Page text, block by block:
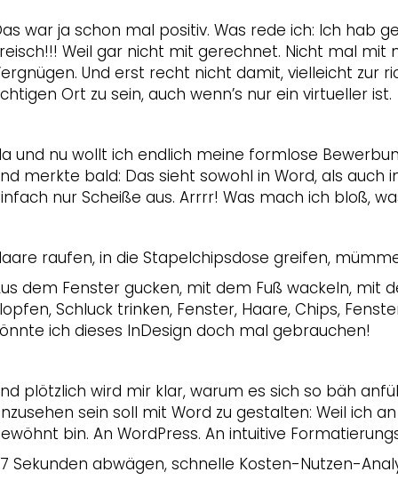
war ja schon mal positiv. Was rede ich: Ich hab
Weil gar nicht mit gerechnet. Nicht mal mit
Und erst recht nicht damit, vielleicht zur
Ort zu sein, auch wenn’s nur ein virtueller ist.
und nu wollt ich endlich meine formlose
merkte bald: Das sieht sowohl in Word, als auch
nur Scheiße aus. Arrrr! Was mach ich bloß,
raufen, in die Stapelchipsdose greifen,
dem Fenster gucken, mit dem Fuß wackeln, mit
Schluck trinken, Fenster, Haare, Chips,
ich dieses InDesign doch mal gebrauchen!
plötzlich wird mir klar, warum es sich so bäh
sein soll mit Word zu gestalten: Weil ich
bin. An WordPress. An intuitive
Sekunden abwägen, schnelle Kosten-Nutzen-